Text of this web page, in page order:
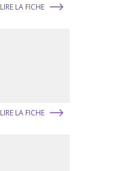
LIRE LA FICHE
LIRE LA FICHE